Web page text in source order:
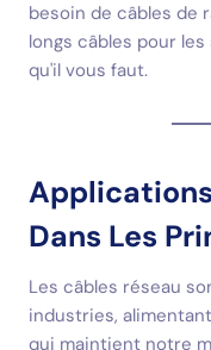
besoin de câbles de
longs câbles pour
qu'il vous faut.
Dans Les
Les câbles réseau
industries,
qui maintient notre